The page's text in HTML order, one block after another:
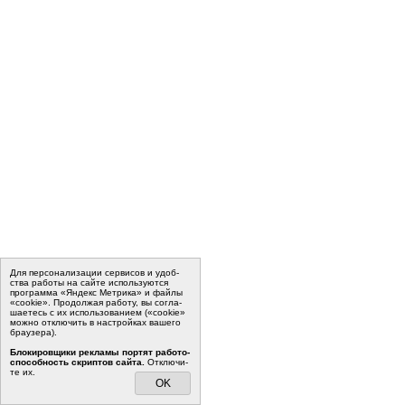
Для пер­со­на­ли­за­ции сер­ви­сов и удоб­
ства ра­бо­ты на сайте ис­поль­зу­ют­ся
программа «Яндекс Метрика» и файлы
«cookie». Про­дол­жая ра­бо­ту, вы со­гла­
ша­е­тесь с их ис­поль­зо­ва­ни­ем («cookie»
мо­жно от­клю­чить в на­строй­ках ва­ше­го
бра­у­зе­ра).
Бло­ки­ров­щи­ки ре­кла­мы пор­тят ра­бо­то­
спо­соб­ность скрип­тов сайта.
Отклю­чи­
те их.
OK